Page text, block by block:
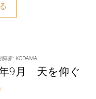
稿者: KODAMA
9月 天を仰ぐ